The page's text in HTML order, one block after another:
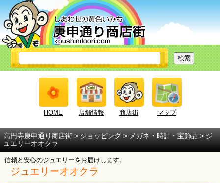
HOME 店舗情報 商店街 マップ
高円寺庚申通り商店街 > ショッピング> メガネ・時計・宝飾品 > ジ
ュエリーオオクラ
信頼と安心のジュエリーをお届けします。
ジュエリーオオクラ